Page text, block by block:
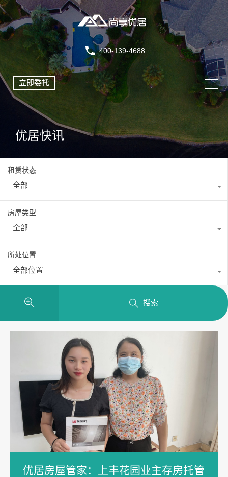
400-139-4688
立即委托
优居快讯
租赁状态
全部
房屋类型
全部
所处位置
全部位置
搜索
优居房屋管家：上丰花园业主存房托管